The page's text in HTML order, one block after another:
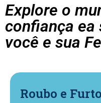
Explore o
confiança ea
você e sua
Roubo e Furto